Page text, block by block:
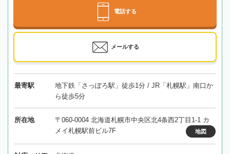
電話する
メールする
最寄駅
地下鉄「さっぽろ駅」徒歩1分 / JR「札幌駅」南口か
ら徒歩5分
所在地
〒060-0004 北海道札幌市中央区北4条西2丁目1-1 カ
メイ札幌駅前ビル7F
地図